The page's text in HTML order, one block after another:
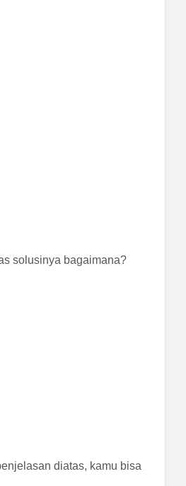
solusinya bagaimana?
diatas, kamu bisa